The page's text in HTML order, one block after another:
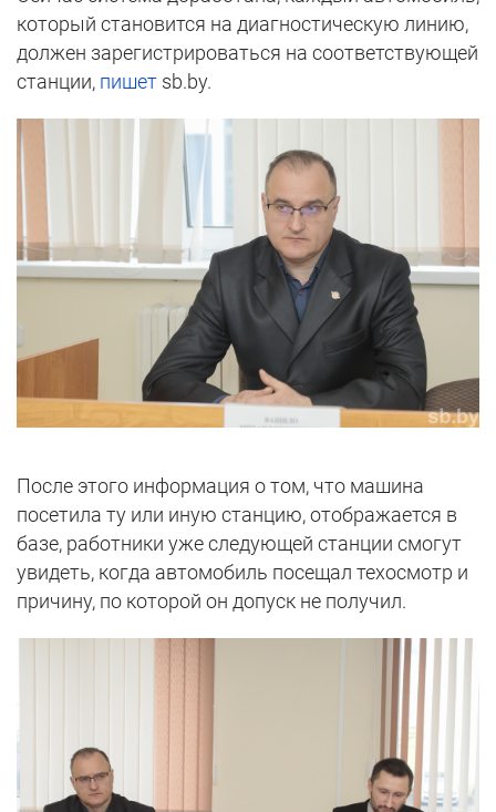
который становится на диагностическую линию,
должен зарегистрироваться на соответствующей
станции, пишет sb.by.
После этого информация о том, что машина
посетила ту или иную станцию, отображается в
базе, работники уже следующей станции смогут
увидеть, когда автомобиль посещал техосмотр и
причину, по которой он допуск не получил.